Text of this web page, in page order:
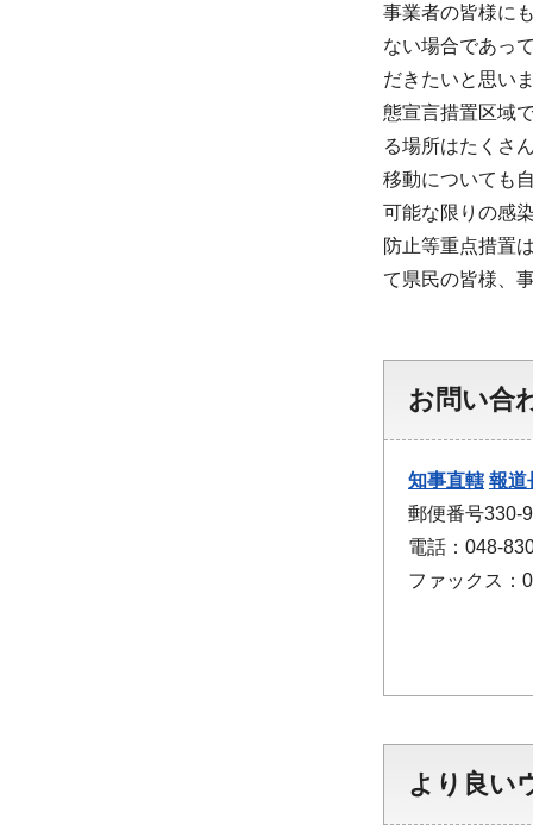
事業者の皆様に
ない場合であっ
だきたいと思い
態宣言措置区域
る場所はたくさ
移動についても
可能な限りの感
防止等重点措置
て県民の皆様、
お問い合
知事直轄 報道
郵便番号330-
電話：048-
ファックス：
より良い